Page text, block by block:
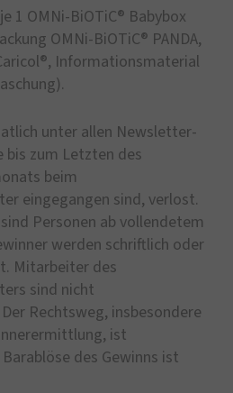
1 OMNi-BiOTiC® Babybox
OMNi-BiOTiC® PANDA,
Informationsmaterial
unter allen Newsletter-
bis zum Letzten des
beim
eingegangen sind, verlost.
Personen ab vollendetem
werden schriftlich oder
Mitarbeiter des
sind nicht
Rechtsweg, insbesondere
ist
des Gewinns ist